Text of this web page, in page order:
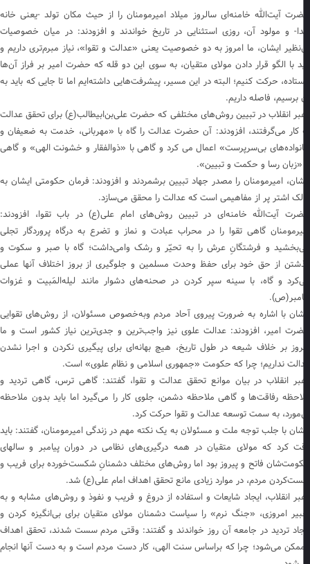
آیت‌الله خامنه‌ای سالروز میلاد امیرمومنان را از حیث مکان تولد -یعنی خانه
و مولود آن، روزی استثنایی در تاریخ خواندند و افزودند: در میان خصوصیات
ایشان، ما امروز به دو خصوصیت یعنی «عدالت و تقوا»، نیاز مبرم‌تری داریم و
با الگو قرار دادن مولای متقیان، به سوی این دو قله که حضرت امیر بر فراز آن‌ها
حرکت کنیم؛ البته در این مسیر، پیشرفت‌هایی داشته‌ایم اما تا جایی که باید به
برسیم، فاصله داریم.
انقلاب در تبیین روش‌های مختلفی که حضرت علی‌بن‌ابیطالب(ع) برای تحقق عدالت
کار می‌گرفتند، افزودند: آن حضرت عدالت را گاه با «مهربانی، خدمت به ضعیفان و
بی‌سرپرست» اعمال می کرد و گاهی با «ذوالفقار و خشونت الهی» و گاهی
«زبان رسا و حکمت و تبیین».
امیرمومنان را مصدر جهاد تبیین برشمردند و افزودند: فرمان حکومتی ایشان به
اشتر پر از مفاهیمی است که عدالت را محقق می‌سازد.
آیت‌الله خامنه‌ای در تبیین روش‌های امام علی(ع) در باب تقوا، افزودند:
گاهی تقوا را در محراب عبادت و نماز و تضرع به درگاه پروردگار تجلی
و فرشتگانِ عرش را به تحیّر و رشک وامی‌داشت؛ گاه با صبر و سکوت و
از حق خود برای حفظ وحدت مسلمین و جلوگیری از بروز اختلاف آنها عملی
می‌کرد و گاه، با سینه سپر کردن در صحنه‌‎های دشوار مانند لیله‌المَبیت و غزوات
با اشاره به ضرورت پیروی آحاد مردم وبه‌خصوص مسئولان، از روش‌های تقوایی
امیر، افزودند: عدالت علوی نیز واجب‌ترین و جدی‌ترین نیاز کشور است و ما
بر خلاف شیعه در طول تاریخ، هیچ بهانه‌ای برای پیگیری نکردن و اجرا نشدن
نداریم؛ چرا که حکومت «جمهوری اسلامی و نظام علوی» است.
انقلاب در بیان موانع تحقق عدالت و تقوا، گفتند: گاهی ترس، گاهی تردید و
رفاقت‌ها و گاهی ملاحظه دشمن، جلوی کار را می‌گیرد اما باید بدون ملاحظه
به سمت توسعه عدالت و تقوا حرکت کرد.
با جلب توجه ملت و مسئولان به یک نکته مهم در زندگی امیرمومنان، گفتند: باید
کرد که مولای متقیان در همه درگیری‌های نظامی در دوران پیامبر و سالهای
فاتح و پیروز بود اما روش‌های مختلف دشمنانِ شکست‌خورده برای فریب و
مردم، در موارد زیادی مانع تحقق اهداف امام علی(ع) شد.
انقلاب، ایجاد شایعات و استفاده از دروغ و فریب و نفوذ و روش‌های مشابه و به
امروزی، «جنگ نرم» را سیاست دشمنان مولای متقیان برای بی‌انگیزه کردن و
تردید در جامعه آن روز خواندند و گفتند: وقتی مردم سست شدند، تحقق اهداف
می‌شود؛ چرا که براساس سنت الهی، کار دست مردم است و به دست آنها انجام